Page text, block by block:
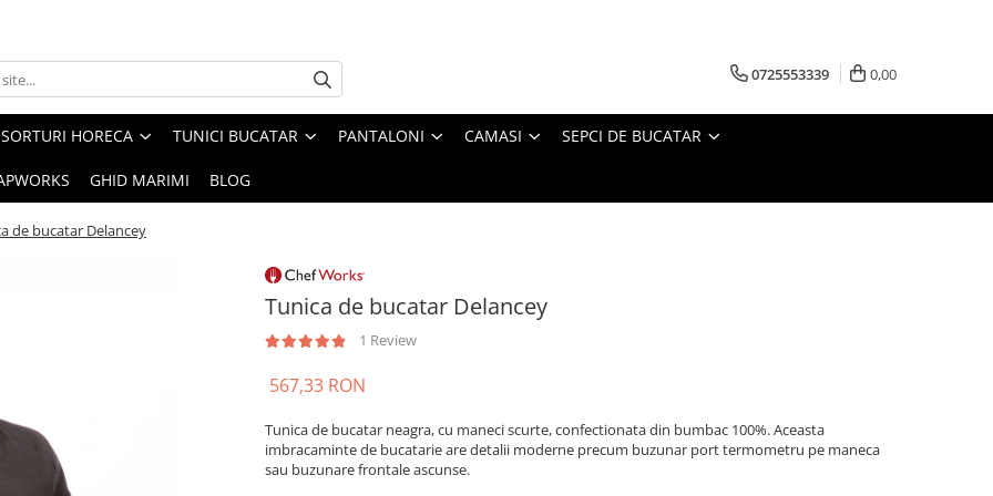
0725553339 0,00
SORTURI HORECA TUNICI BUCATAR PANTALONI CAMASI SEPCI DE BUCATAR
GHID MARIMI BLOG
de bucatar Delancey
Tunica de bucatar Delancey
1 Review
567,33 RON
Tunica de bucatar neagra, cu maneci scurte, confectionata din bumbac 100%. Aceasta
imbracaminte de bucatarie are detalii moderne precum buzunar port termometru pe maneca
sau buzunare frontale ascunse.